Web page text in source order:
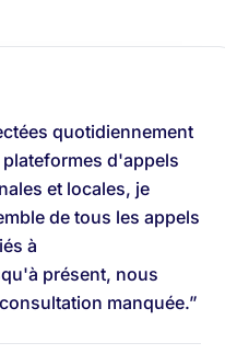
quotidiennement
d'appels
et locales, je
de tous les appels
à
présent, nous
manquée.”